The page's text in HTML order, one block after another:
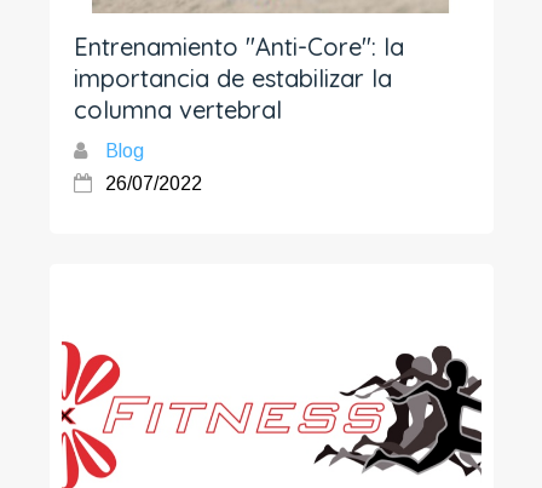
Entrenamiento "Anti-Core": la
importancia de estabilizar la
columna vertebral
Blog
26/07/2022